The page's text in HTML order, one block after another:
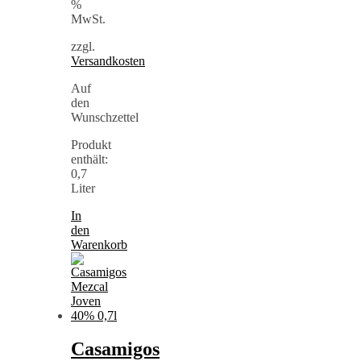
%
MwSt.
zzgl.
Versandkosten
Auf
den
Wunschzettel
Produkt
enthält:
0,7
Liter
In
den
Warenkorb
Casamigos